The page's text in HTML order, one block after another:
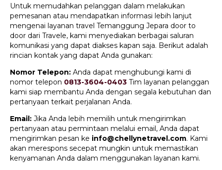
Untuk memudahkan pelanggan dalam melakukan
pemesanan atau mendapatkan informasi lebih lanjut
mengenai layanan travel Temanggung Jepara door to
door dari Travele, kami menyediakan berbagai saluran
komunikasi yang dapat diakses kapan saja. Berikut adalah
rincian kontak yang dapat Anda gunakan:
Nomor Telepon: Anda dapat menghubungi kami di
nomor telepon 0813-3604-0403 Tim layanan pelanggan
kami siap membantu Anda dengan segala kebutuhan dan
pertanyaan terkait perjalanan Anda.
Email: Jika Anda lebih memilih untuk mengirimkan
pertanyaan atau permintaan melalui email, Anda dapat
mengirimkan pesan ke info@chellynetravel.com. Kami
akan merespons secepat mungkin untuk memastikan
kenyamanan Anda dalam menggunakan layanan kami.